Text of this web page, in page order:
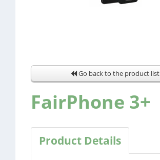
Go back to the product list
FairPhone 3+
Product Details